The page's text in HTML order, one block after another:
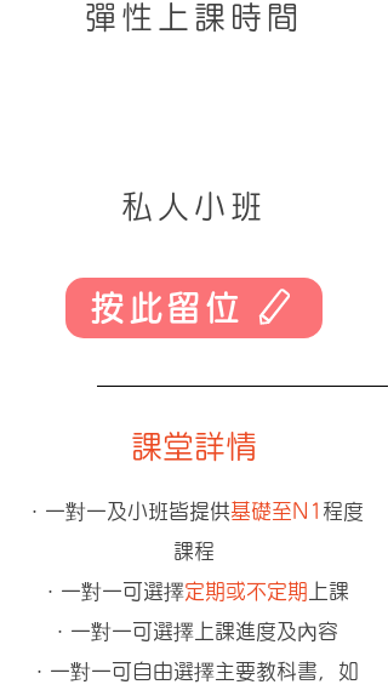
彈性上課時間
私人小班
按此留位
課堂詳情
・一對一及小班皆提供基礎至N1 程度
課程
・一對一可選擇定期或不定期 上課
・一對一可選擇上課進度及內容
・一對一可自由選擇主要教科書，如